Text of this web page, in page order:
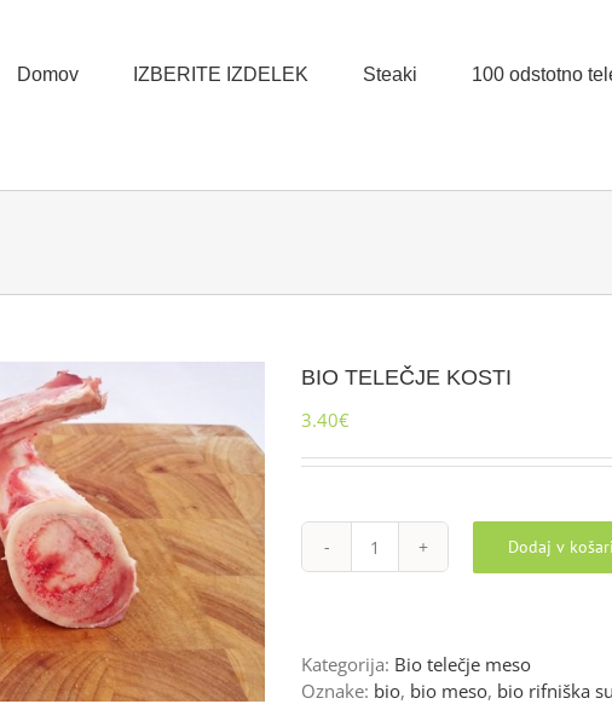
Domov IZBERITE IZDELEK Steaki 100 odstotno
BIO TELEČJE KOSTI
3.40€
BIO
Dodaj v
Kategorija: Bio telečje meso
Oznake: bio, bio meso, bio rifniška